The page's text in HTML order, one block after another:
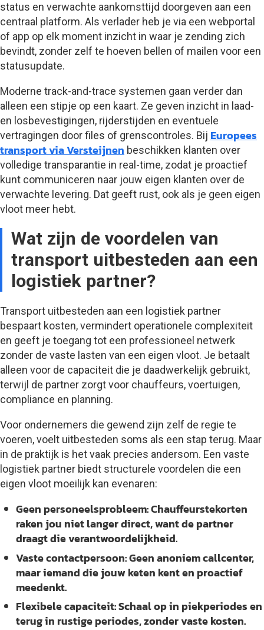
status en verwachte aankomsttijd doorgeven aan een
centraal platform. Als verlader heb je via een webportal
of app op elk moment inzicht in waar je zending zich
bevindt, zonder zelf te hoeven bellen of mailen voor een
statusupdate.
Moderne track-and-trace systemen gaan verder dan
alleen een stipje op een kaart. Ze geven inzicht in laad-
en losbevestigingen, rijderstijden en eventuele
vertragingen door files of grenscontroles. Bij Europees
transport via Versteijnen beschikken klanten over
volledige transparantie in real-time, zodat je proactief
kunt communiceren naar jouw eigen klanten over de
verwachte levering. Dat geeft rust, ook als je geen eigen
vloot meer hebt.
Wat zijn de voordelen van
transport uitbesteden aan een
logistiek partner?
Transport uitbesteden aan een logistiek partner
bespaart kosten, vermindert operationele complexiteit
en geeft je toegang tot een professioneel netwerk
zonder de vaste lasten van een eigen vloot. Je betaalt
alleen voor de capaciteit die je daadwerkelijk gebruikt,
terwijl de partner zorgt voor chauffeurs, voertuigen,
compliance en planning.
Voor ondernemers die gewend zijn zelf de regie te
voeren, voelt uitbesteden soms als een stap terug. Maar
in de praktijk is het vaak precies andersom. Een vaste
logistiek partner biedt structurele voordelen die een
eigen vloot moeilijk kan evenaren:
Geen personeelsprobleem:Chauffeurstekorten
raken jou niet langer direct, want de partner
draagt die verantwoordelijkheid.
Vaste contactpersoon:Geen anoniem callcenter,
maar iemand die jouw keten kent en proactief
meedenkt.
Flexibele capaciteit:Schaal op in piekperiodes en
terug in rustige periodes, zonder vaste kosten.